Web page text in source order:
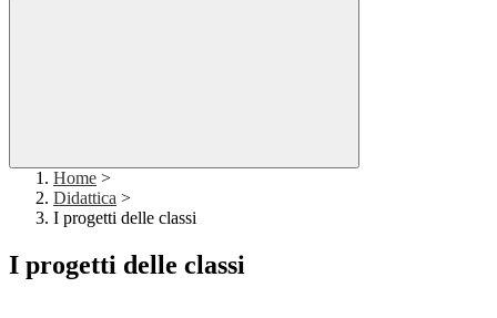
Home >
Didattica >
I progetti delle classi
I progetti delle classi